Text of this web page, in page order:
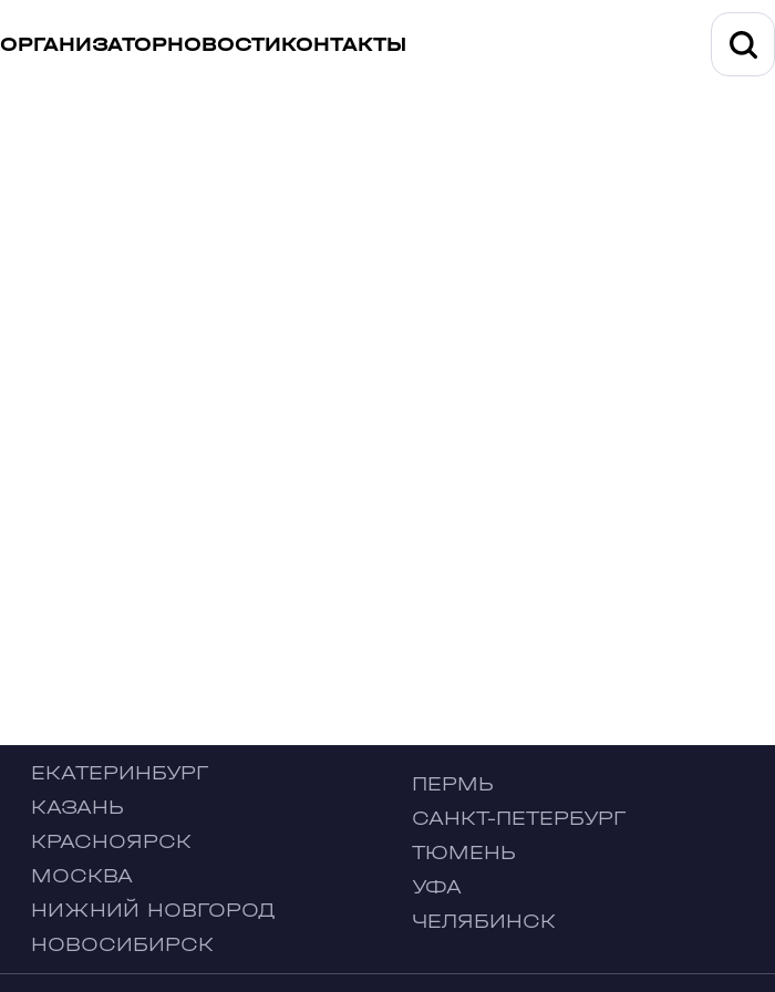
ОРГАНИЗАТОРНОВОСТИКОНТАКТЫ
ЕКАТЕРИНБУРГ
КАЗАНЬ
КРАСНОЯРСК
МОСКВА
НИЖНИЙ НОВГОРОД
НОВОСИБИРСК
ПЕРМЬ
САНКТ-ПЕТЕРБУРГ
ТЮМЕНЬ
УФА
ЧЕЛЯБИНСК